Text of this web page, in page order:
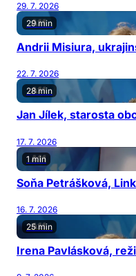
29. 7. 2026
29 min
Andrii Misiura,
22. 7. 2026
28 min
Jan Jílek, starosta
17. 7. 2026
1 min
Soňa Petrášková,
16. 7. 2026
25 min
Irena Pavlásková,